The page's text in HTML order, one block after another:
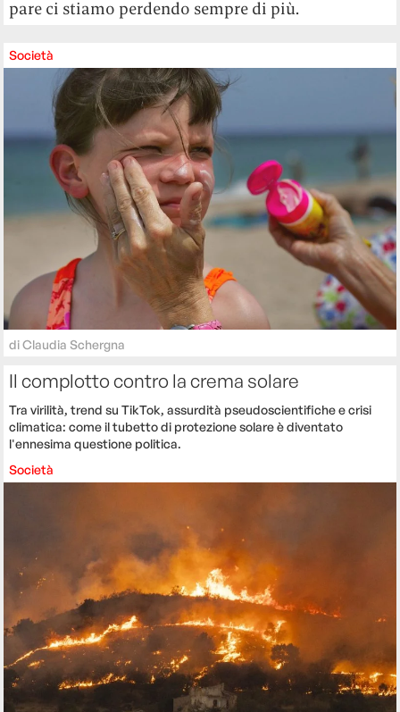
pare ci stiamo perdendo sempre di più.
Società
diClaudia Schergna
Il complotto contro la crema solare
Tra virilità, trend su TikTok, assurdità pseudoscientifiche e crisi
climatica: come il tubetto di protezione solare è diventato
l'ennesima questione politica.
Società